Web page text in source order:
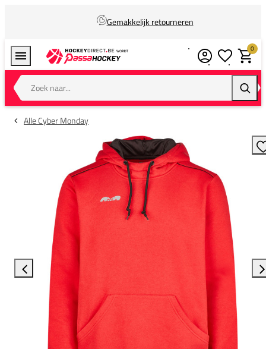
Gemakkelijk retourneren
Zoek naar...
0
Alle Cyber Monday